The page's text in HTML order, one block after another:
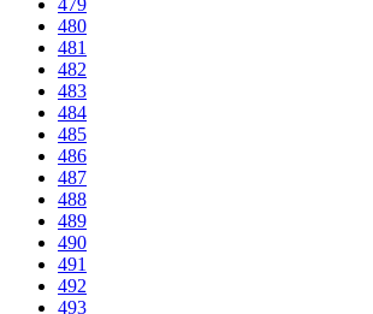
480
481
482
483
484
485
486
487
488
489
490
491
492
493